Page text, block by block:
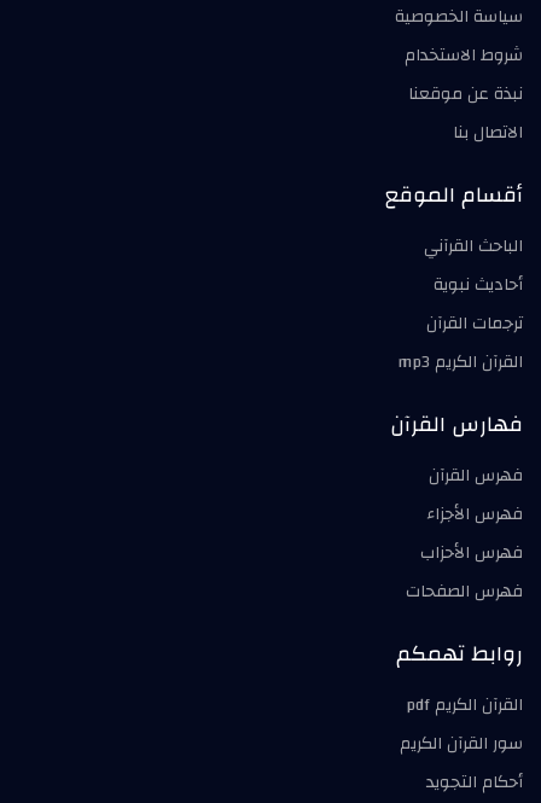
سياسة الخصوصية
شروط الاستخدام
نبذة عن موقعنا
الاتصال بنا
أقسام الموقع
الباحث القرآني
أحاديث نبوية
ترجمات القرآن
القرآن الكريم mp3
فهارس القرآن
فهرس القرآن
فهرس الأجزاء
فهرس الأحزاب
فهرس الصفحات
روابط تهمكم
القرآن الكريم pdf
سور القرآن الكريم
أحكام التجويد